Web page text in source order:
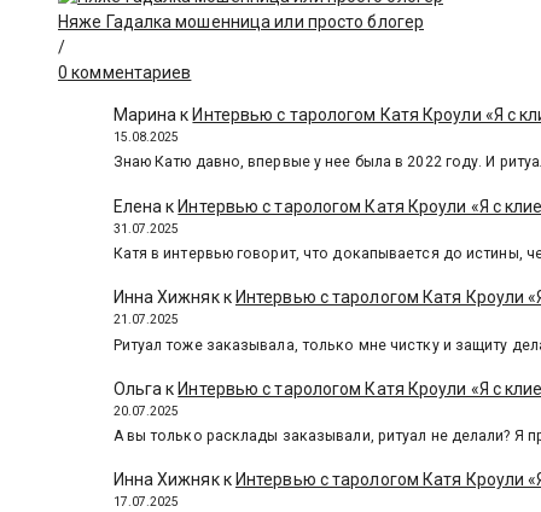
Няже Гадалка мошенница или просто блогер
/
0 комментариев
Марина к Интервью с тарологом Катя Кроули «Я с
15.08.2025
Знаю Катю давно, впервые у нее была в 2022 году. И
Елена кИнтервью с тарологом Катя Кроули «Я с
31.07.2025
Катя в интервью говорит, что докапывается до истины,
Инна Хижнякк Интервью с тарологом Катя Кроули
21.07.2025
Ритуал тоже заказывала, только мне чистку и защиту
Ольга к Интервью с тарологом Катя Кроули «Я с
20.07.2025
А вы только расклады заказывали, ритуал не делали? Я
Инна Хижнякк Интервью с тарологом Катя Кроули
17.07.2025